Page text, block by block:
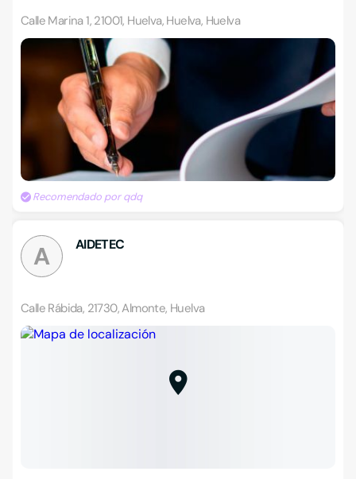
Calle Marina 1, 21001, Huelva, Huelva, Huelva
Recomendado por qdq
A AIDETEC
Calle Rábida, 21730, Almonte, Huelva